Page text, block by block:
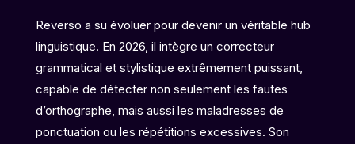
Reverso a su évoluer pour devenir un véritable hub
linguistique. En 2026, il intègre un correcteur
grammatical et stylistique extrêmement puissant,
capable de détecter non seulement les fautes
d’orthographe, mais aussi les maladresses de
ponctuation ou les répétitions excessives. Son